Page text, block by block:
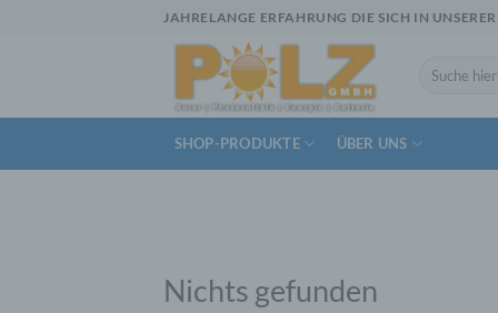
JAHRELANGE ERFAHRUNG DIE SICH IN
Suchen
SHOP-PRODUKTE ÜBER UNS
Nichts gefunden